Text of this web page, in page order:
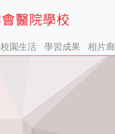
校園生活 學習成果 相片廊